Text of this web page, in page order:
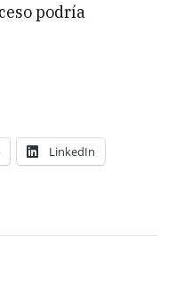
podría
LinkedIn